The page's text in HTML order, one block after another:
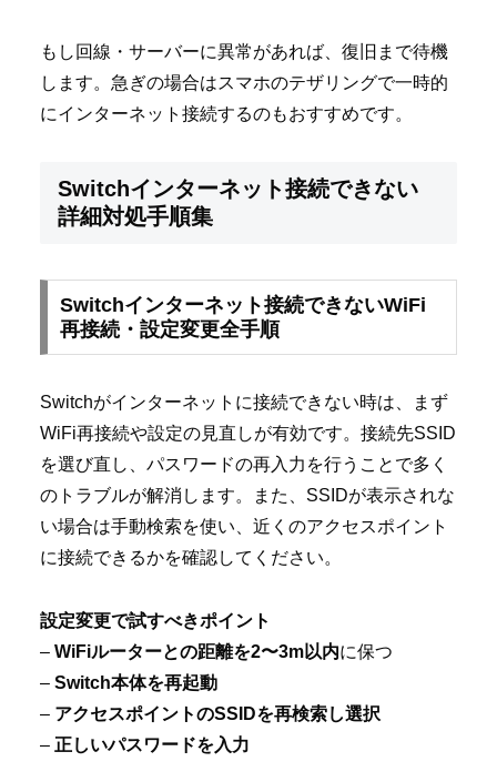
もし回線・サーバーに異常があれば、復旧まで待機
します。急ぎの場合はスマホのテザリングで一時的
にインターネット接続するのもおすすめです。
Switchインターネット接続できない
詳細対処手順集
Switchインターネット接続できないWiFi
再接続・設定変更全手順
Switchがインターネットに接続できない時は、まず
WiFi再接続や設定の見直しが有効です。接続先SSID
を選び直し、パスワードの再入力を行うことで多く
のトラブルが解消します。また、SSIDが表示されな
い場合は手動検索を使い、近くのアクセスポイント
に接続できるかを確認してください。
設定変更で試すべきポイント
– WiFiルーターとの距離を2〜3m以内に保つ
– Switch本体を再起動
– アクセスポイントのSSIDを再検索し選択
– 正しいパスワードを入力